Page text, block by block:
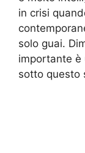
in crisi
solo guai.
importante è
sotto questo